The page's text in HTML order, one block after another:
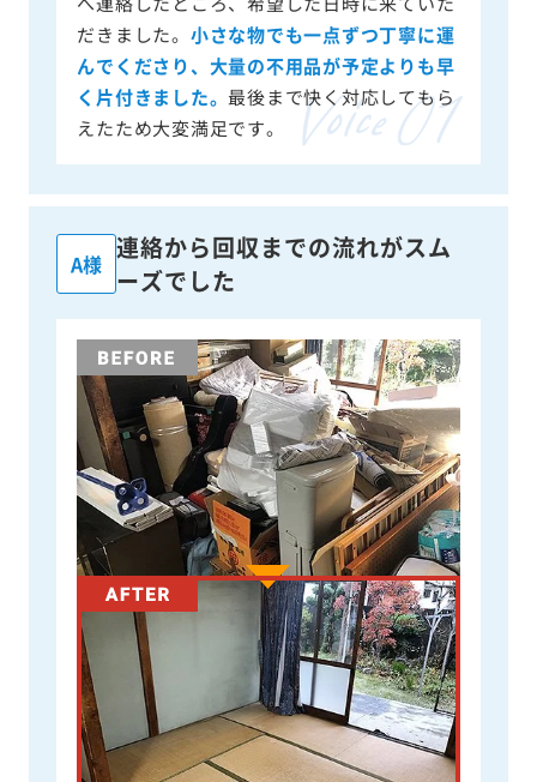
だきました。 小さな物でも一点ずつ丁寧に運
んでくださり、大量の不用品が予定よりも早
く片付きました。 最後まで快く対応してもら
えたため大変満足です。
A様
連絡から回収までの流れがスム
ーズでした